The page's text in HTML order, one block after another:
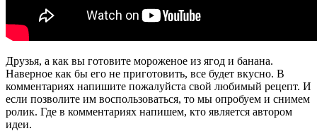
Друзья, а как вы готовите мороженое из ягод и банана.
Наверное как бы его не приготовить, все будет вкусно. В
комментариях напишите пожалуйста свой любимый рецепт. И
если позволите им воспользоваться, то мы опробуем и снимем
ролик. Где в комментариях напишем, кто является автором
идеи.